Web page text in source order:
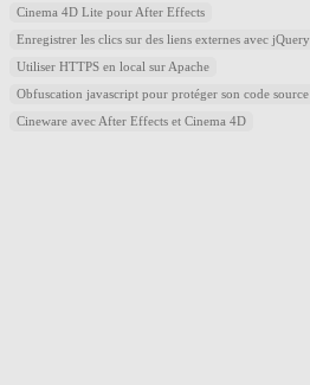
Cinema 4D Lite pour After Effects
Enregistrer les clics sur des liens externes avec jQuery
Utiliser HTTPS en local sur Apache
Obfuscation javascript pour protéger son code source
Cineware avec After Effects et Cinema 4D